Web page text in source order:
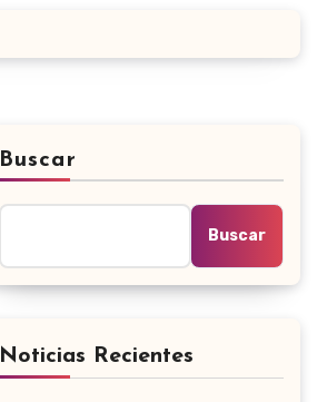
Buscar
Buscar
Noticias Recientes